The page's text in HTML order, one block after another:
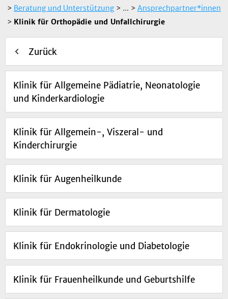
> Beratung und Unterstützung> ... > Ansprechpartner*innen
> Klinik für Orthopädie und Unfallchirurgie
Zurück
Klinik für Allgemeine Pädiatrie, Neonatologie
und Kinderkardiologie
Klinik für Allgemein-, Viszeral- und
Kinderchirurgie
Klinik für Augenheilkunde
Klinik für Dermatologie
Klinik für Endokrinologie und Diabetologie
Klinik für Frauenheilkunde und Geburtshilfe